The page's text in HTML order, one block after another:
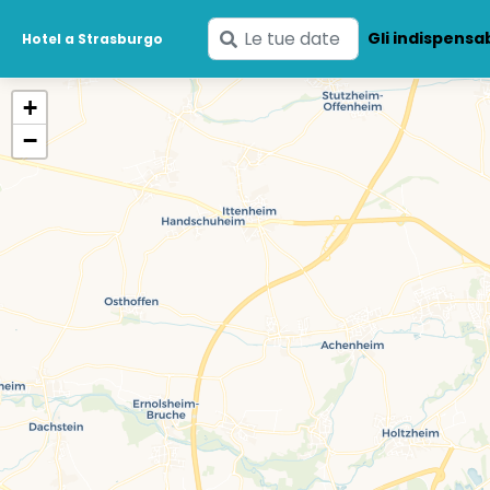
Hotel a Strasburgo
Inserisci
le
tue
date
Gli
+
−